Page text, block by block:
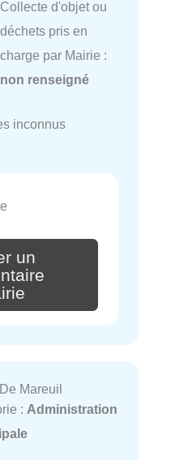
Collecte d'objet ou
déchets pris en
charge par Mairie :
non renseigné
inconnus
un
Mareuil
: Administration